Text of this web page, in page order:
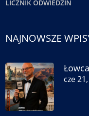
LICZNIK ODWIEDZIN
NAJNOWSZE
cze